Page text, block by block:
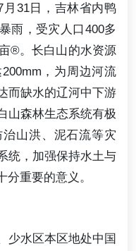
31日，吉林省内鸭
雨，受灾人口400多
®。长白山的水资源
，为周边河流
而缺水的辽河中下游
山森林生态系统有极
山洪、泥石流等灾
统，加强保持水土与
重要的意义。
少水区本区地处中国